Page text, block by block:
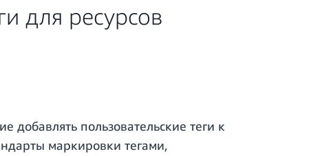
для ресурсов
добавлять пользовательские теги к
маркировки тегами,